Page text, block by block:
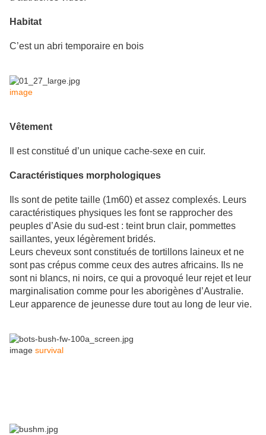
Habitat
C’est un abri temporaire en bois
image
Vêtement
Il est constitué d’un unique cache-sexe en cuir.
Caractéristiques morphologiques
Ils sont de petite taille (1m60) et assez complexés. Leurs
caractéristiques physiques les font se rapprocher des
peuples d’Asie du sud-est : teint brun clair, pommettes
saillantes, yeux légèrement bridés.
Leurs cheveux sont constitués de tortillons laineux et ne
sont pas crépus comme ceux des autres africains. Ils ne
sont ni blancs, ni noirs, ce qui a provoqué leur rejet et leur
marginalisation comme pour les aborigènes d’Australie.
Leur apparence de jeunesse dure tout au long de leur vie.
image survival